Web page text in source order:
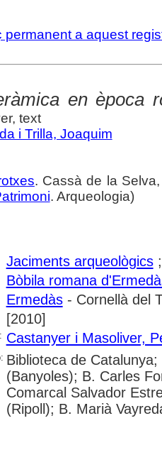
permanent a aquest
en època
text
i Trilla, Joaquim
. Cassà de la
. Arqueologia)
Jaciments arqueològics
Bòbila romana
Ermedàs- Cornellà del
[2010]
Castanyer i Masoliver,
Biblioteca de
(Banyoles); B. Carles
Comarcal Salvador
(Ripoll); B. Marià